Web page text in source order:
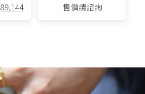
89,144
售價請諮詢